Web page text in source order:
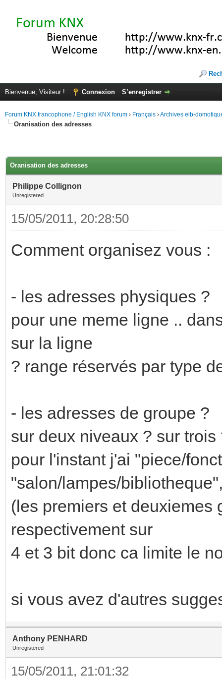
Bienvenue, Visiteur ! Connexion S’enregistrer
Forum KNX francophone / English KNX forum › Français ›Archives eib-
Oranisation des adresses
Oranisation des adresses
Philippe Collignon
Unregistered
15/05/2011, 20:28:50
Comment organisez vous :
- les adresses physiques ?
pour une meme ligne ..
sur la ligne
? range réservés par type
- les adresses de groupe ?
sur deux niveaux ? sur trois
pour l'instant j'ai "piece/
"salon/lampes/
(les premiers et deuxiemes
respectivement sur
4 et 3 bit donc ca limite le
si vous avez d'autres
Anthony PENHARD
Unregistered
15/05/2011, 21:01:32